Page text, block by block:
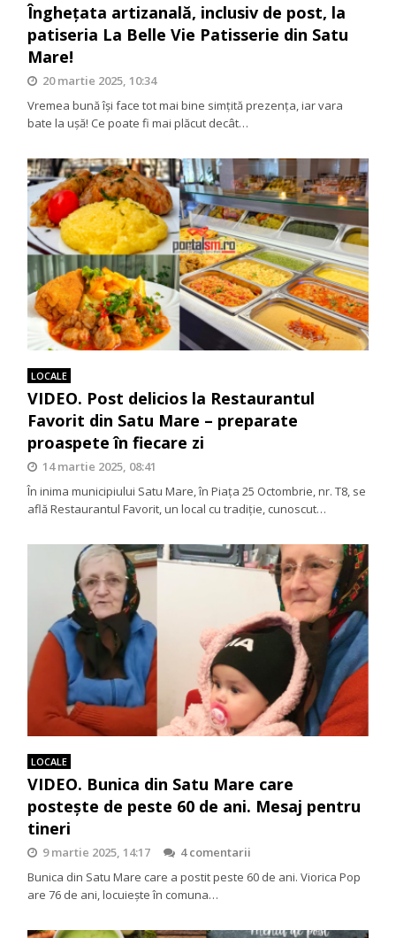
Înghețata artizanală, inclusiv de post, la
patiseria La Belle Vie Patisserie din Satu
Mare!
20 martie 2025, 10:34
Vremea bună își face tot mai bine simțită prezența, iar vara
bate la ușă! Ce poate fi mai plăcut decât…
LOCALE
VIDEO. Post delicios la Restaurantul
Favorit din Satu Mare – preparate
proaspete în fiecare zi
14 martie 2025, 08:41
În inima municipiului Satu Mare, în Piața 25 Octombrie, nr. T8, se
află Restaurantul Favorit, un local cu tradiție, cunoscut…
LOCALE
VIDEO. Bunica din Satu Mare care
posteşte de peste 60 de ani. Mesaj pentru
tineri
9 martie 2025, 14:17
4 comentarii
Bunica din Satu Mare care a postit peste 60 de ani. Viorica Pop
are 76 de ani, locuieşte în comuna…